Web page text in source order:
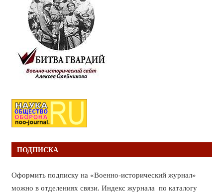
ПОДПИСКА
Оформить подписку на «Военно-исторический журнал»
можно в отделениях связи. Индекс журнала по каталогу